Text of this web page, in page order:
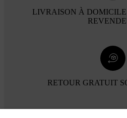
LIVRAISON À
RETOUR GRATUIT